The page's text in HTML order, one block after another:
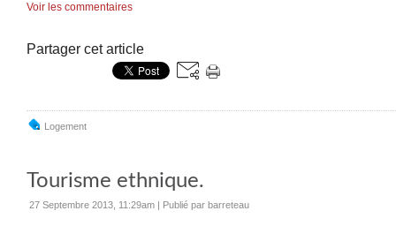
Voir les commentaires
Partager cet article
Logement
Tourisme ethnique.
27 Septembre 2013, 11:29am | Publié par barreteau